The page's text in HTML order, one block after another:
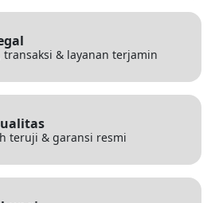
transaksi & layanan terjamin
teruji & garansi resmi